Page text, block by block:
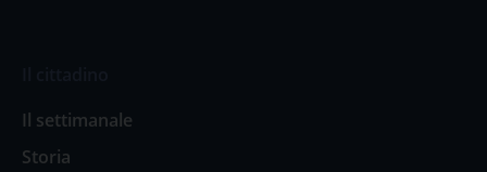
Il settimanale
Storia